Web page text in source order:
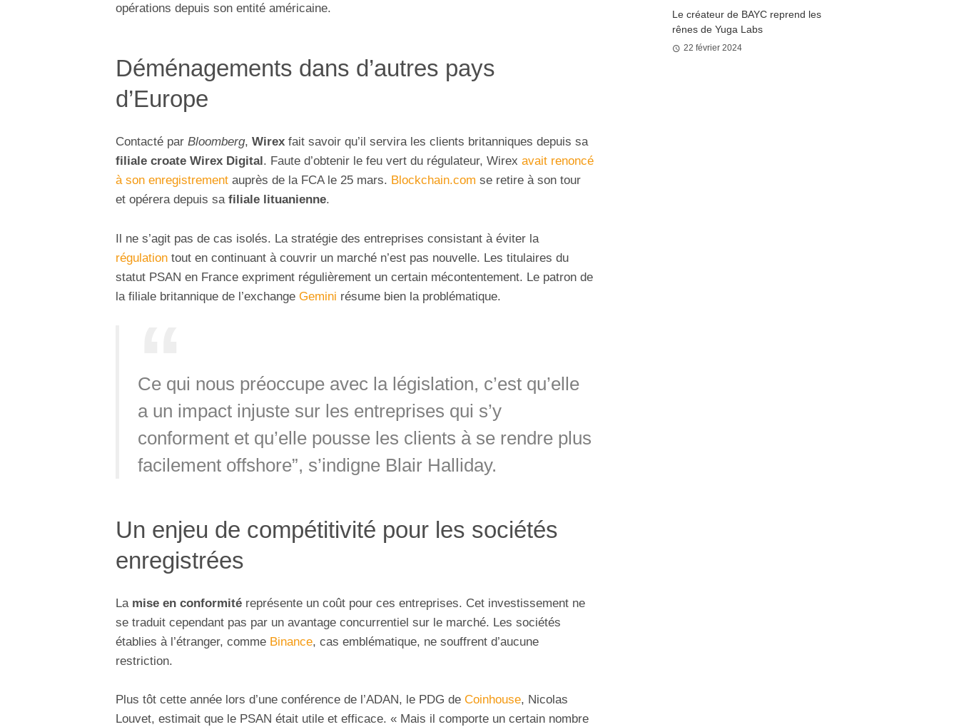
opérations depuis son entité américaine.
Déménagements dans d’autres pays
d’Europe
Contacté par Bloomberg, Wirex fait savoir qu’il servira les clients britanniques depuis sa
filiale croate Wirex Digital . Faute d’obtenir le feu vert du régulateur, Wirex avait renoncé
à son enregistrement auprès de la FCA le 25 mars. Blockchain.com se retire à son tour
et opérera depuis sa filiale lituanienne.
Il ne s’agit pas de cas isolés. La stratégie des entreprises consistant à éviter la
régulation tout en continuant à couvrir un marché n’est pas nouvelle. Les titulaires du
statut PSAN en France expriment régulièrement un certain mécontentement. Le patron de
la filiale britannique de l’exchange Gemini résume bien la problématique.
Ce qui nous préoccupe avec la législation, c’est qu’elle
a un impact injuste sur les entreprises qui s’y
conforment et qu’elle pousse les clients à se rendre plus
facilement offshore”, s’indigne Blair Halliday.
Un enjeu de compétitivité pour les sociétés
enregistrées
La mise en conformité représente un coût pour ces entreprises. Cet investissement ne
se traduit cependant pas par un avantage concurrentiel sur le marché. Les sociétés
établies à l’étranger, comme Binance, cas emblématique, ne souffrent d’aucune
restriction.
Plus tôt cette année lors d’une conférence de l’ADAN, le PDG de Coinhouse, Nicolas
Louvet, estimait que le PSAN était utile et efficace. « Mais il comporte un certain nombre
Le créateur de BAYC reprend les
rênes de Yuga Labs
22 février 2024